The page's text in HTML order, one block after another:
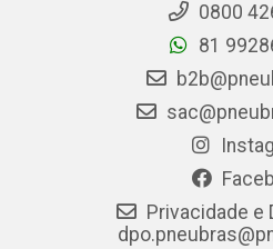
0800
81
Privacidade e